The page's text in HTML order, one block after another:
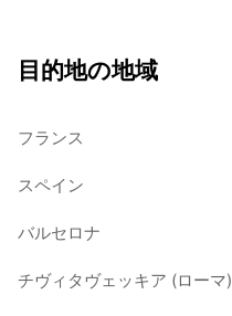
目的地の地域
フランス
スペイン
バルセロナ
チヴィタヴェッキア (ローマ)